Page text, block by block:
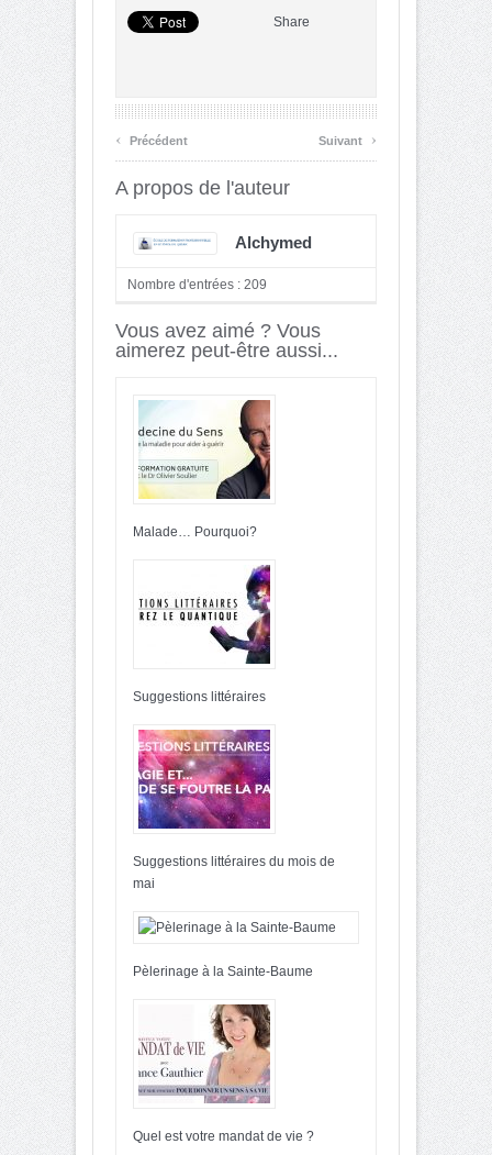
Share
‹ Précédent Suivant ›
A propos de l'auteur
Alchymed
Nombre d'entrées : 209
Vous avez aimé ? Vous
aimerez peut-être aussi...
Malade… Pourquoi?
Suggestions littéraires
Suggestions littéraires du mois de
mai
Pèlerinage à la Sainte-Baume
Quel est votre mandat de vie ?